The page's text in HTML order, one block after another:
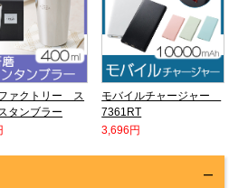
ァクトリー ス
タンブラー
モバイルチャージャー
7361RT
3,696円